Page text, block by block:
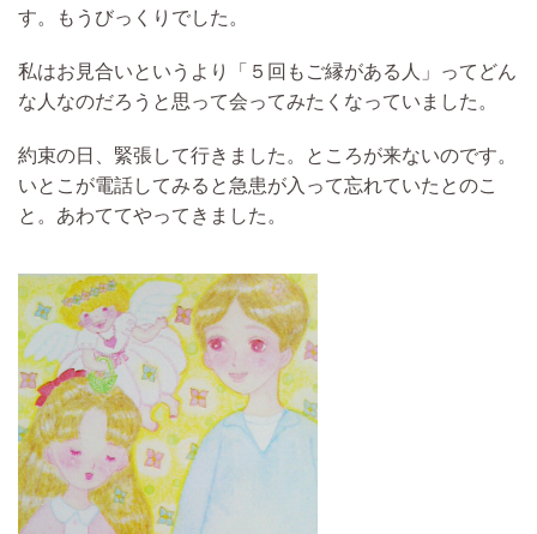
す。
もうびっくりでした。
私はお見合いというより
「５回もご縁がある人」ってどん
な人なのだろうと思って会ってみたくなっていました。
約束の日、 緊張して行きました。ところが来ないのです。
いとこが電話してみると 急患が入って忘れていたとのこ
と。 あわててやってきました。